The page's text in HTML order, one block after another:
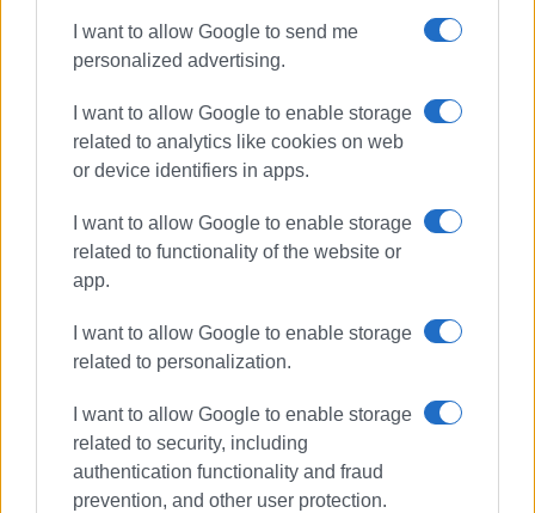
I want to allow Google to send me
personalized advertising.
I want to allow Google to enable storage
related to analytics like cookies on web
or device identifiers in apps.
I want to allow Google to enable storage
related to functionality of the website or
app.
I want to allow Google to enable storage
related to personalization.
I want to allow Google to enable storage
related to security, including
authentication functionality and fraud
prevention, and other user protection.
Ναυτιλίας & Νησιωτικής Πολιτικής, Στέφανο Γκίκα,
ώστε να διασφαλιστεί η ομαλή και έγκαιρη υλοποίηση
των παρεμβάσεων που σχεδιάζονται για το νησί των
Παξών.
ΦΩΤΟ@ ΠΕΡΙΦΕΡΕΙΑ ΙΟΝΙΩΝ ΝΗΣΩΝ
Εμφανίσεις: 128